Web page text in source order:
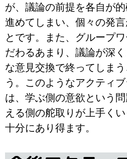
が、議論の前提を各自が
進めてしまい、個々の発
とです。また、グループ
だわるあまり、議論が深
な意見交換で終ってしま
う。このようなアクティ
は、学ぶ側の意欲という
える側の舵取りが上手く
十分にあり得ます。